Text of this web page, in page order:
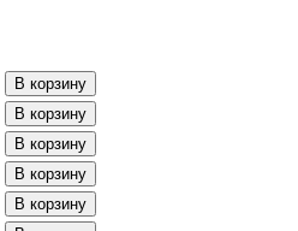
В корзину
В корзину
В корзину
В корзину
В корзину